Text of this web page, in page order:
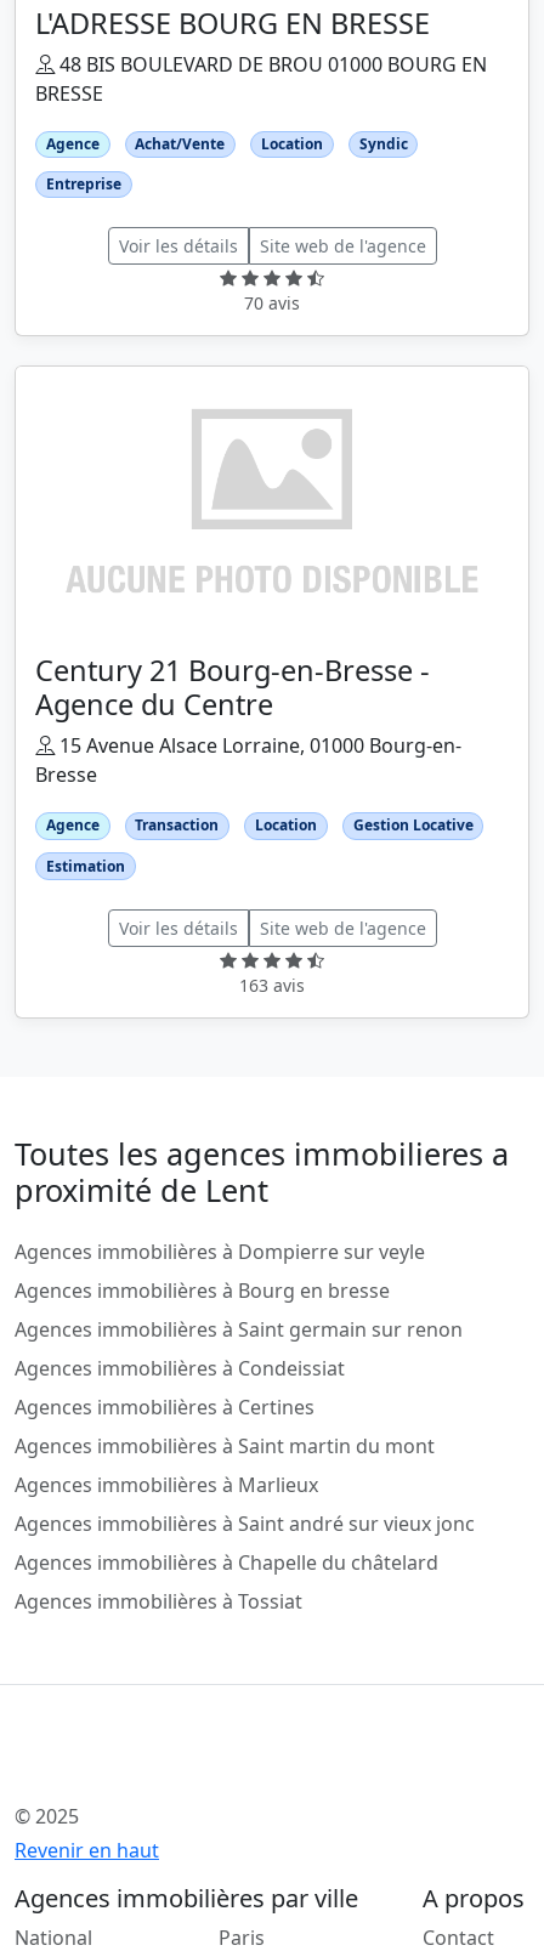
L'ADRESSE BOURG EN BRESSE
48 BIS BOULEVARD DE BROU 01000 BOURG EN
BRESSE
Agence Achat/Vente Location
Syndic
Entreprise
Voir les détails Site web de l'agence
70 avis
Century 21 Bourg-en-Bresse -
Agence du Centre
15 Avenue Alsace Lorraine, 01000 Bourg-en-
Bresse
Agence Transaction Location
Gestion Locative
Estimation
Voir les détails Site web de l'agence
163 avis
Toutes les agences immobilieres a
proximité de Lent
Agences immobilières à Dompierre sur veyle
Agences immobilières à Bourg en bresse
Agences immobilières à Saint germain sur renon
Agences immobilières à Condeissiat
Agences immobilières à Certines
Agences immobilières à Saint martin du mont
Agences immobilières à Marlieux
Agences immobilières à Saint andré sur vieux jonc
Agences immobilières à Chapelle du châtelard
Agences immobilières à Tossiat
© 2025
Revenir en haut
Agences immobilières par ville
National Paris
A propos
Contact